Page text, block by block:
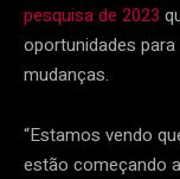
pesquisa de 2023
oportunidades
mudanças.
“Estamos vendo
estão começando